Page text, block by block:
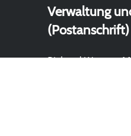
Verwaltung
(Postanschrift)
Richard Wagner